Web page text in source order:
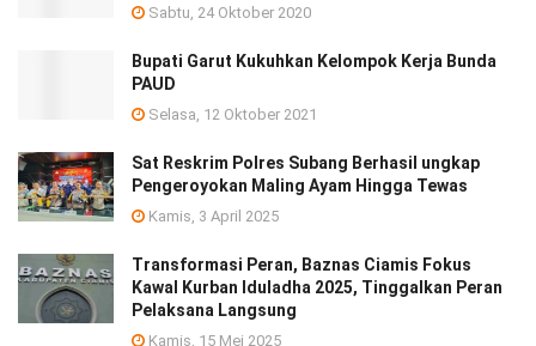
Sabtu, 24 Oktober 2020
Bupati Garut Kukuhkan Kelompok Kerja Bunda
PAUD
Selasa, 12 Oktober 2021
Sat Reskrim Polres Subang Berhasil ungkap
Pengeroyokan Maling Ayam Hingga Tewas
Kamis, 3 April 2025
Transformasi Peran, Baznas Ciamis Fokus
Kawal Kurban Iduladha 2025, Tinggalkan Peran
Pelaksana Langsung
Kamis, 15 Mei 2025